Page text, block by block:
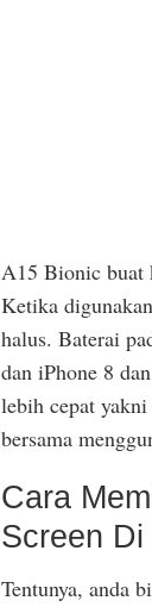
A15 Bionic buat
Ketika
halus. Baterai
dan iPhone 8
lebih cepat
bersama
Cara
Screen
Tentunya, anda